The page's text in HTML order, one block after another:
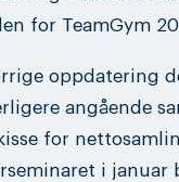
for TeamGym
oppdatering
angående
for
i januar